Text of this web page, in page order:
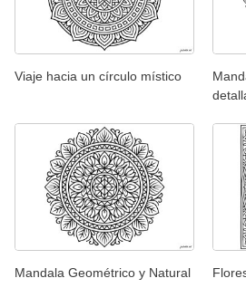
Viaje hacia un círculo místico
Mandala Geométrico y Natural